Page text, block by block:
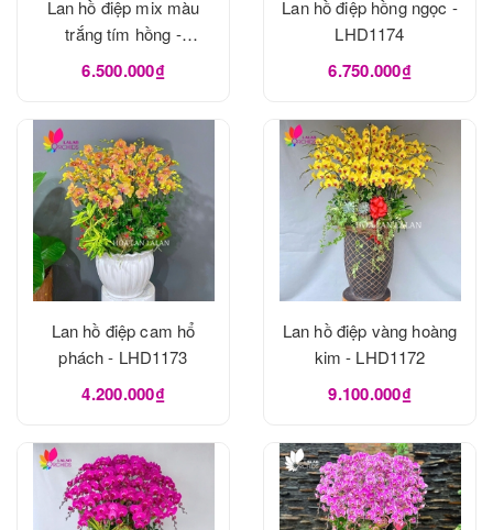
Lan hồ điệp mix màu
trắng tím hồng -
LHD1175
6.500.000₫
Lan hồ điệp hồng ngọc -
LHD1174
6.750.000₫
Lan hồ điệp cam hổ
phách - LHD1173
4.200.000₫
Lan hồ điệp vàng hoàng
kim - LHD1172
9.100.000₫